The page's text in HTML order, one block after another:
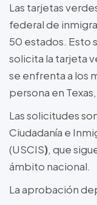
Las tarjetas
federal de
50 estados. Esto
solicita la tarjeta
se enfrenta a los
persona en
Las solicitudes
Ciudadanía e
(USCIS), que
ámbito nacional.
La aprobación